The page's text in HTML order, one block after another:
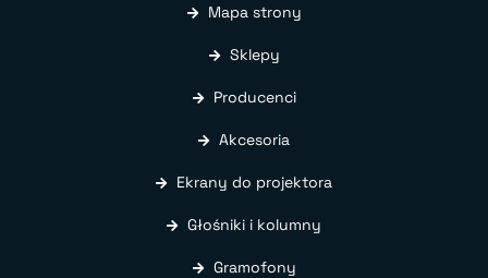
Mapa strony
Sklepy
Producenci
Akcesoria
Ekrany do projektora
Głośniki i kolumny
Gramofony